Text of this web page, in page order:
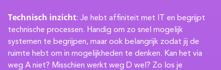
Technisch inzicht: Je hebt affiniteit met IT en begrijpt
technische processen. Handig om zo snel mogelijk
systemen te begrijpen, maar ook belangrijk zodat jij de
ruimte hebt om in mogelijkheden te denken. Kan het via
weg A niet? Misschien werkt weg D wel? Zo los je